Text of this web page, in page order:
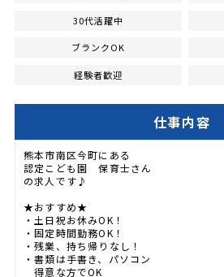
30代活躍中
ブランクOK
経験者歓迎
仕事内容
熊本市南区今町にある
認定こども園 保育士さん
の求人です♪
★おすすめ★
・土日祝お休みOK！
・固定時間勤務OK！
・残業、持ち帰りなし！
・書類は手書き、パソコン
得意な方でOK